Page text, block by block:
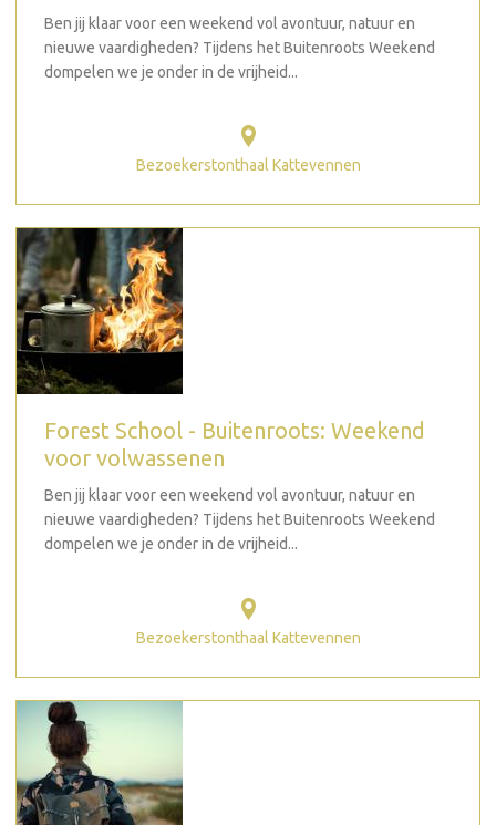
Ben jij klaar voor een weekend vol avontuur, natuur en
nieuwe vaardigheden? Tijdens het Buitenroots Weekend
dompelen we je onder in de vrijheid...
Bezoekerstonthaal Kattevennen
Forest School - Buitenroots: Weekend
voor volwassenen
Ben jij klaar voor een weekend vol avontuur, natuur en
nieuwe vaardigheden? Tijdens het Buitenroots Weekend
dompelen we je onder in de vrijheid...
Bezoekerstonthaal Kattevennen